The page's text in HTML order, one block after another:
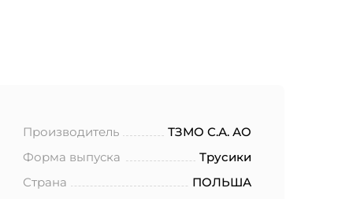
Производитель
ТЗМО С.А. АО
Форма выпуска
Трусики
Страна
ПОЛЬША